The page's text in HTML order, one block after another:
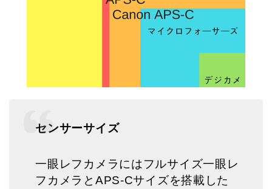
センサーサイズ
一眼レフカメラにはフルサイズ一眼レ
フカメラとAPS-Cサイズを搭載した